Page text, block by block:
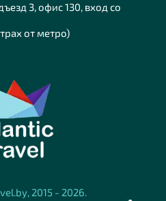
3, офис 130, вход со
от метро)
2015 - 2026.